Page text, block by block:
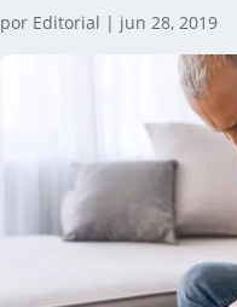
por Editorial | jun 28, 2019